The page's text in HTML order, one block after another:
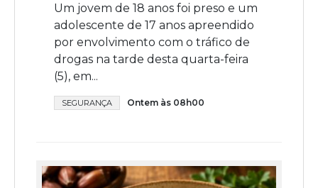
Um jovem de 18 anos foi preso e um
adolescente de 17 anos apreendido
por envolvimento com o tráfico de
drogas na tarde desta quarta-feira
(5), em...
SEGURANÇA Ontem às 08h00